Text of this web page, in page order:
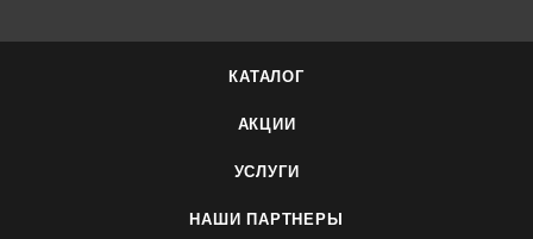
КАТАЛОГ
АКЦИИ
УСЛУГИ
НАШИ ПАРТНЕРЫ